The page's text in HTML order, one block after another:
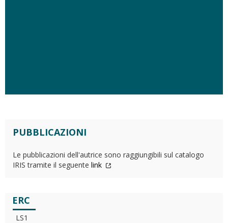
PUBBLICAZIONI
Le pubblicazioni dell'autrice sono raggiungibili sul catalogo
IRIS tramite il seguente link
ERC
LS1